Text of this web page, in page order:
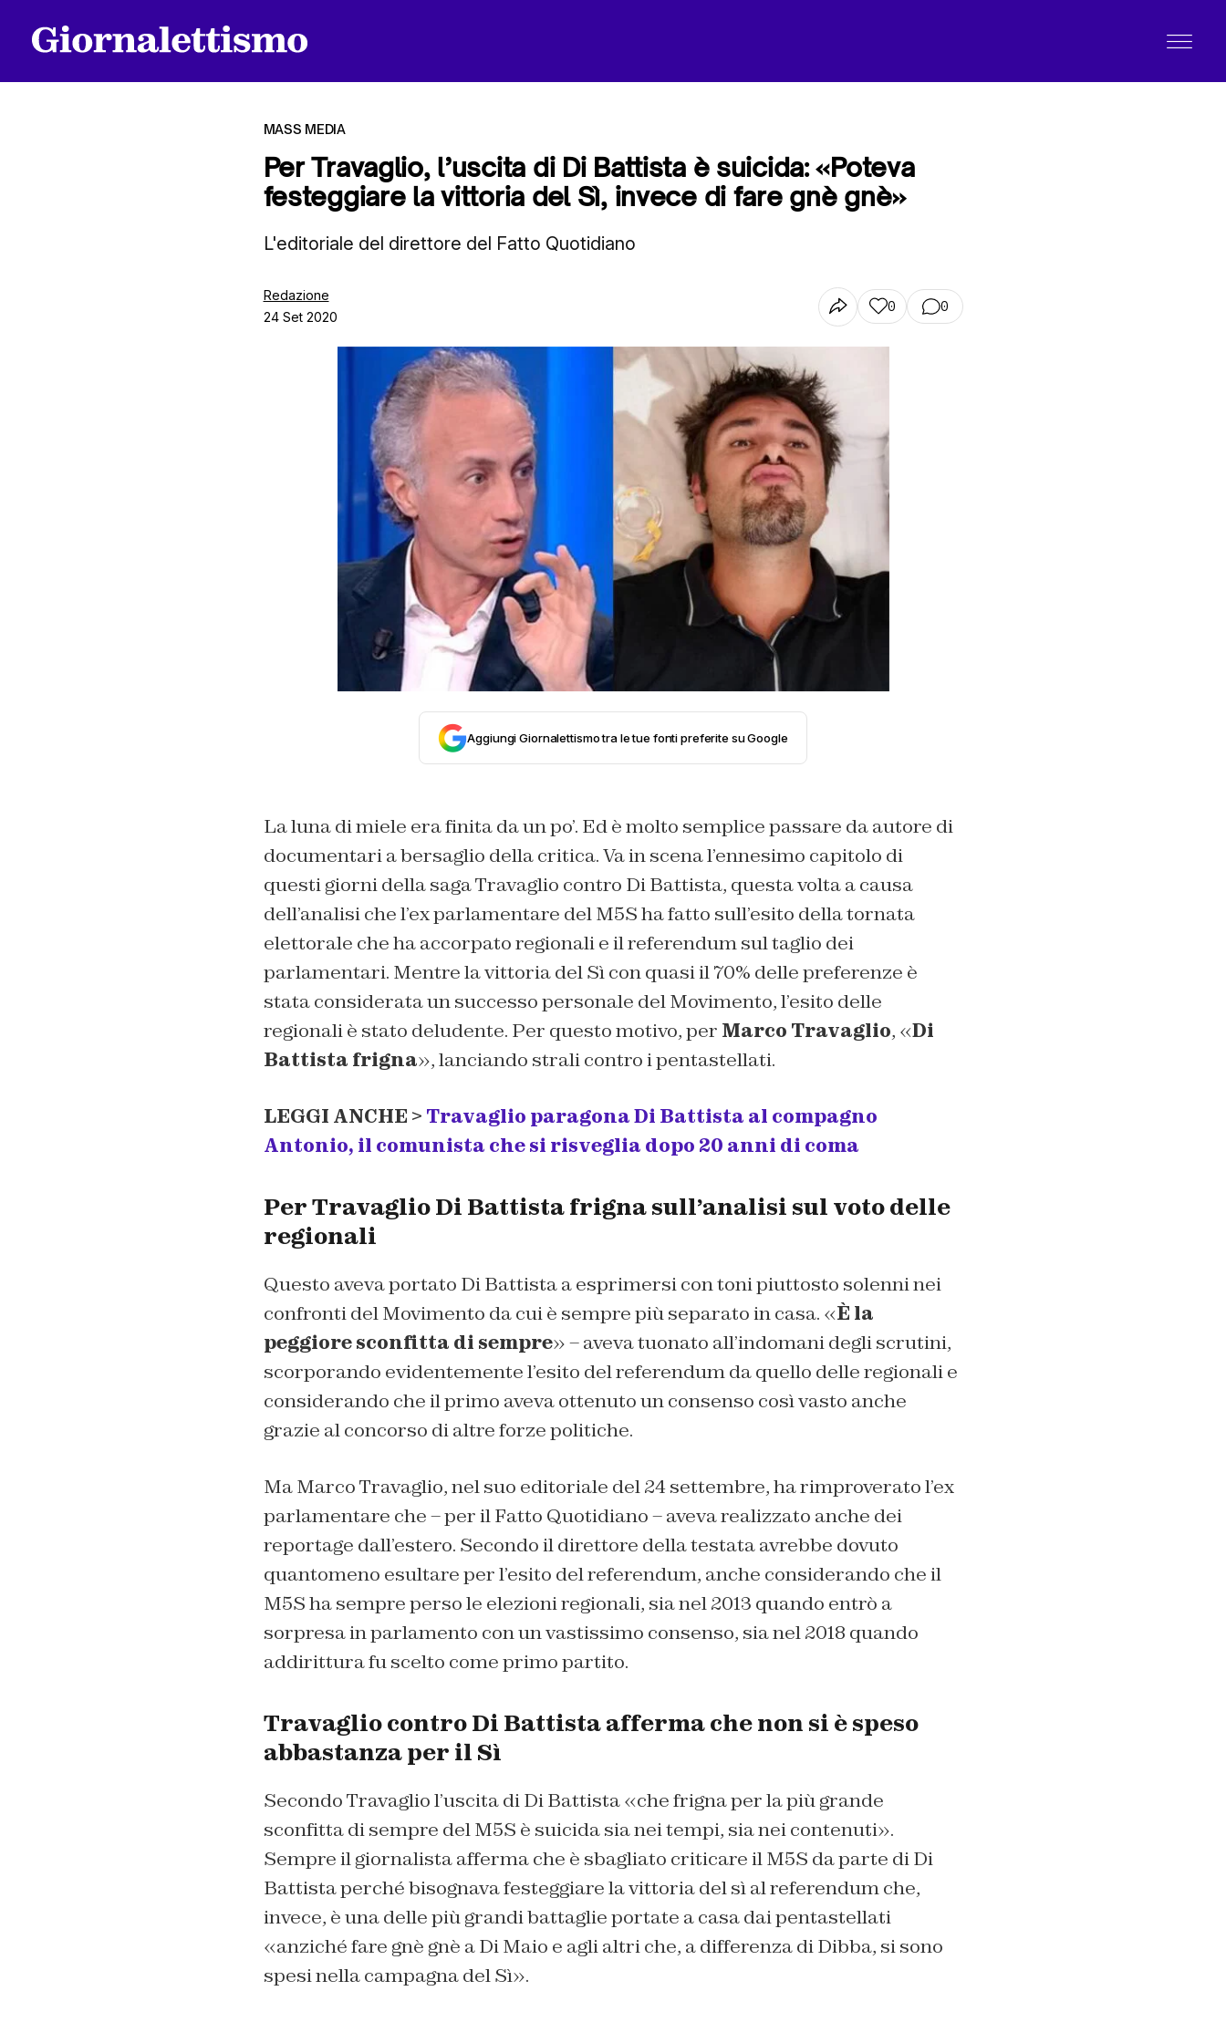
MASS MEDIA
Per Travaglio, l’uscita di Di Battista è suicida: «Poteva
festeggiare la vittoria del Sì, invece di fare gnè gnè»
L'editoriale del direttore del Fatto Quotidiano
Redazione
24 Set 2020
0 0
Aggiungi Giornalettismo tra le tue fonti preferite su Google
La luna di miele era finita da un po’. Ed è molto semplice passare da autore di
documentari a bersaglio della critica. Va in scena l’ennesimo capitolo di
questi giorni della saga Travaglio contro Di Battista, questa volta a causa
dell’analisi che l’ex parlamentare del M5S ha fatto sull’esito della tornata
elettorale che ha accorpato regionali e il referendum sul taglio dei
parlamentari. Mentre la vittoria del Sì con quasi il 70% delle preferenze è
stata considerata un successo personale del Movimento, l’esito delle
regionali è stato deludente. Per questo motivo, per Marco Travaglio, «Di
Battista frigna», lanciando strali contro i pentastellati.
LEGGI ANCHE > Travaglio paragona Di Battista al compagno
Antonio, il comunista che si risveglia dopo 20 anni di coma
Per Travaglio Di Battista frigna sull’analisi sul voto delle
regionali
Questo aveva portato Di Battista a esprimersi con toni piuttosto solenni nei
confronti del Movimento da cui è sempre più separato in casa. «È la
peggiore sconfitta di sempre» – aveva tuonato all’indomani degli scrutini,
scorporando evidentemente l’esito del referendum da quello delle regionali e
considerando che il primo aveva ottenuto un consenso così vasto anche
grazie al concorso di altre forze politiche.
Ma Marco Travaglio, nel suo editoriale del 24 settembre, ha rimproverato l’ex
parlamentare che – per il Fatto Quotidiano – aveva realizzato anche dei
reportage dall’estero. Secondo il direttore della testata avrebbe dovuto
quantomeno esultare per l’esito del referendum, anche considerando che il
M5S ha sempre perso le elezioni regionali, sia nel 2013 quando entrò a
sorpresa in parlamento con un vastissimo consenso, sia nel 2018 quando
addirittura fu scelto come primo partito.
Travaglio contro Di Battista afferma che non si è speso
abbastanza per il Sì
Secondo Travaglio l’uscita di Di Battista «che frigna per la più grande
sconfitta di sempre del M5S è suicida sia nei tempi, sia nei contenuti».
Sempre il giornalista afferma che è sbagliato criticare il M5S da parte di Di
Battista perché bisognava festeggiare la vittoria del sì al referendum che,
invece, è una delle più grandi battaglie portate a casa dai pentastellati
«anziché fare gnè gnè a Di Maio e agli altri che, a differenza di Dibba, si sono
spesi nella campagna del Sì».